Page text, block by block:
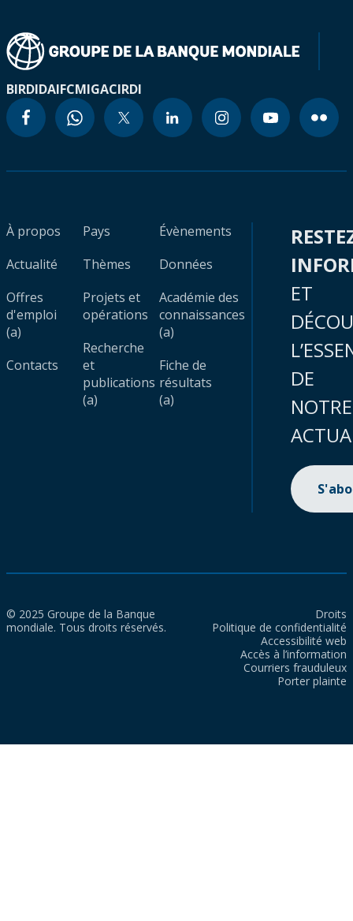
BIRDIDAIFCMIGACIRDI
À propos
Actualité
Offres
d'emploi
(a)
Contacts
Pays
Thèmes
Projets et
opérations
Recherche
et
publications
(a)
Évènements
Données
Académie des
connaissances
(a)
Fiche de
résultats
(a)
ET
DE
NOTRE
© 2025 Groupe de la Banque
mondiale. Tous droits réservés.
Droits
Politique de confidentialité
Accessibilité web
Accès à l’information
Courriers frauduleux
Porter plainte